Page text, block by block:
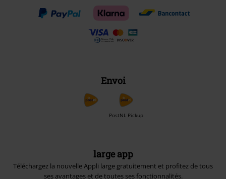
Envoi
PostNL Pickup
large app
Téléchargez la nouvelle Appli large gratuitement et profitez de tous
ses avantages et de toutes ses fonctionnalités.